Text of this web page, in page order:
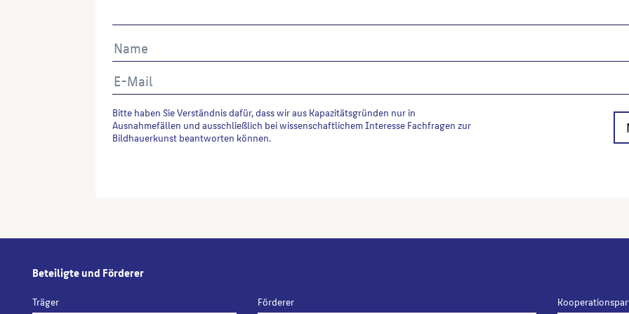
Bitte haben Sie Verständnis dafür, dass wir aus Kapazitätsgründen nur in
Ausnahmefällen und ausschließlich bei wissenschaftlichem Interesse Fachfragen zur
Bildhauerkunst beantworten können.
Beteiligte und Förderer
Träger Förderer